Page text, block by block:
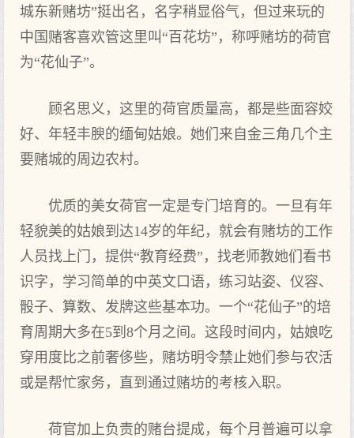
城东新赌坊”挺出名，名字稍显俗气，但过来玩的
中国赌客喜欢管这里叫“百花坊”，称呼赌坊的荷官
为“花仙子”。
顾名思义，这里的荷官质量高，都是些面容姣
好、年轻丰腴的缅甸姑娘。她们来自金三角几个主
要赌城的周边农村。
优质的美女荷官一定是专门培育的。一旦有年
轻貌美的姑娘到达14岁的年纪，就会有赌坊的工作
人员找上门，提供“教育经费”，找老师教她们看书
识字，学习简单的中英文口语，练习站姿、仪容、
骰子、算数、发牌这些基本功。一个“花仙子”的培
育周期大多在5到8个月之间。这段时间内，姑娘吃
穿用度比之前奢侈些，赌坊明令禁止她们参与农活
或是帮忙家务，直到通过赌坊的考核入职。
荷官加上负责的赌台提成，每个月普遍可以拿